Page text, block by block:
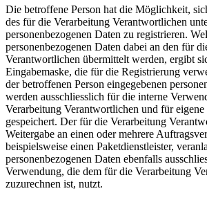
Die betroffene Person hat die Möglichkeit,
des für die Verarbeitung Verantwortlichen
personenbezogenen Daten zu registrieren.
personenbezogenen Daten dabei an den für
Verantwortlichen übermittelt werden, ergibt
Eingabemaske, die für die Registrierung
der betroffenen Person eingegebenen
werden ausschliesslich für die interne
Verarbeitung Verantwortlichen und für
gespeichert. Der für die Verarbeitung
Weitergabe an einen oder mehrere
beispielsweise einen Paketdienstleister,
personenbezogenen Daten ebenfalls
Verwendung, die dem für die Verarbeitung
zuzurechnen ist, nutzt.